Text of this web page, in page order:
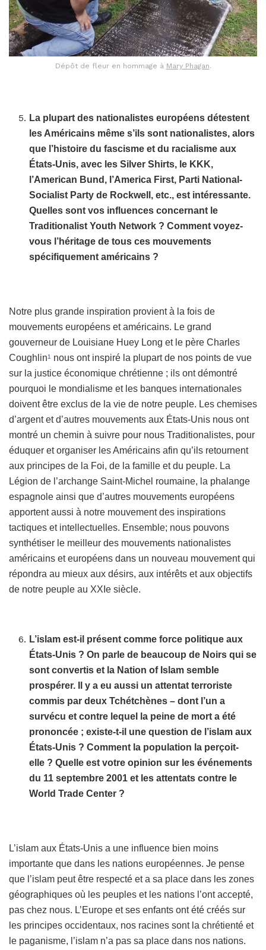
Dépôt de fleur en hommage à Mary Phagan.
La plupart des nationalistes européens détestent
les Américains même s’ils sont nationalistes, alors
que l’histoire du fascisme et du racialisme aux
États-Unis, avec les Silver Shirts, le KKK,
l’American Bund, l’America First, Parti National-
Socialist Party de Rockwell, etc., est intéressante.
Quelles sont vos influences concernant le
Traditionalist Youth Network ? Comment voyez-
vous l’héritage de tous ces mouvements
spécifiquement américains ?
Notre plus grande inspiration provient à la fois de
mouvements européens et américains. Le grand
gouverneur de Louisiane Huey Long et le père Charles
Coughlin1
nous ont inspiré la plupart de nos points de vue
sur la justice économique chrétienne ; ils ont démontré
pourquoi le mondialisme et les banques internationales
doivent être exclus de la vie de notre peuple. Les chemises
d’argent et d’autres mouvements aux États-Unis nous ont
montré un chemin à suivre pour nous Traditionalistes, pour
éduquer et organiser les Américains afin qu’ils retournent
aux principes de la Foi, de la famille et du peuple. La
Légion de l’archange Saint-Michel roumaine, la phalange
espagnole ainsi que d’autres mouvements européens
apportent aussi à notre mouvement des inspirations
tactiques et intellectuelles. Ensemble; nous pouvons
synthétiser le meilleur des mouvements nationalistes
américains et européens dans un nouveau mouvement qui
répondra au mieux aux désirs, aux intérêts et aux objectifs
de notre peuple au XXIe siècle.
L’islam est-il présent comme force politique aux
États-Unis ? On parle de beaucoup de Noirs qui se
sont convertis et la Nation of Islam semble
prospérer. Il y a eu aussi un attentat terroriste
commis par deux Tchétchènes – dont l’un a
survécu et contre lequel la peine de mort a été
prononcée ; existe-t-il une question de l’islam aux
États-Unis ? Comment la population la perçoit-
elle ? Quelle est votre opinion sur les événements
du 11 septembre 2001 et les attentats contre le
World Trade Center ?
L’islam aux États-Unis a une influence bien moins
importante que dans les nations européennes. Je pense
que l’islam peut être respecté et a sa place dans les zones
géographiques où les peuples et les nations l’ont accepté,
pas chez nous. L’Europe et ses enfants ont été créés sur
les principes occidentaux, nos racines sont la chrétienté et
le paganisme, l’islam n’a pas sa place dans nos nations.